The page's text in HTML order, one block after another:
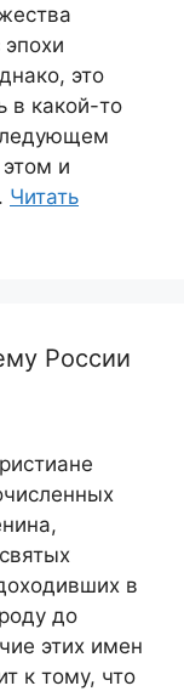
это
в какой-то
и
Читать
России
в
до
этих имен
к тому, что